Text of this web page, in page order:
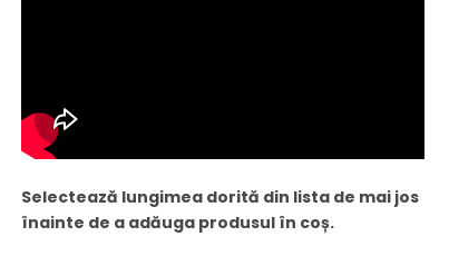
Selectează lungimea dorită din lista de mai jos
înainte de a adăuga produsul în coș.